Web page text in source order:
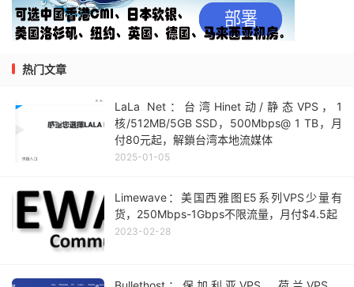
热门文章
LaLa Net：台湾Hinet动/静态VPS，1
核/512MB/5GB SSD，500Mbps@ 1 TB，月
付80元起，解鎖台湾本地流媒体
2025-01-05
Limewave：美国西雅图E5系列VPS少量有
货，250Mbps-1Gbps不限流量，月付$4.5起
2023-02-28